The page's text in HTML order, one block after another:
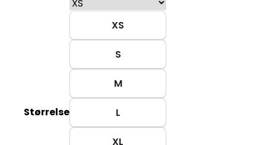
Størrelse
XS
S
M
L
XL